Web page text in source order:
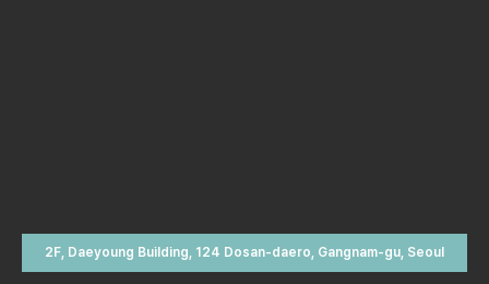
2F, Daeyoung Building, 124 Dosan-daero, Gangnam-gu, Seoul